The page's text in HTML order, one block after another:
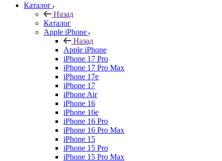
Каталог
Назад
Каталог
Apple iPhone
Назад
Apple iPhone
iPhone 17 Pro
iPhone 17 Pro Max
iPhone 17e
iPhone 17
iPhone Air
iPhone 16
iPhone 16e
iPhone 16 Pro
iPhone 16 Pro Max
iPhone 15
iPhone 15 Pro
iPhone 15 Pro Max